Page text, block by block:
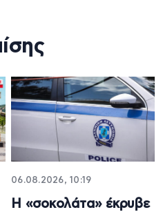
06.08.2026, 10:19
Η «σοκολάτα» έκρυβε